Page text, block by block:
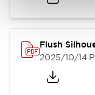
Flush
2025/10/14